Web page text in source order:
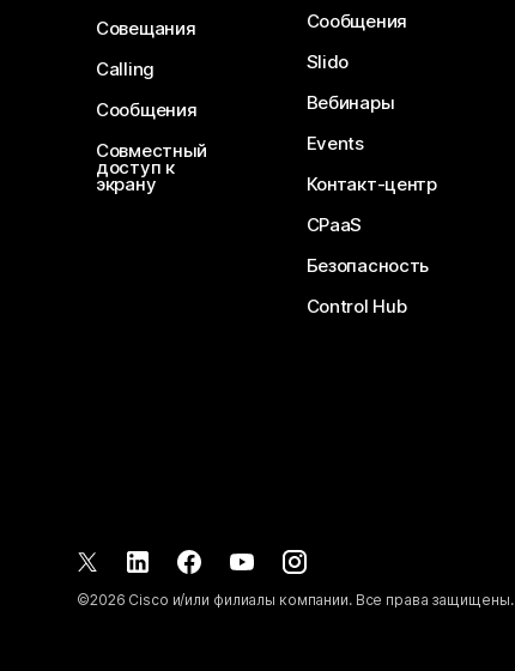
Совещания
Calling
Сообщения
Совместный
доступ к
экрану
Сообщения
Slido
Вебинары
Events
Контакт-центр
CPaaS
Безопасность
Control Hub
©2026 Cisco и/или филиалы компании. Все права защищены.